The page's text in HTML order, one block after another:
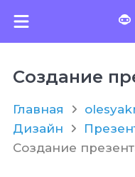
Создание
Главная
Дизайн
Создание